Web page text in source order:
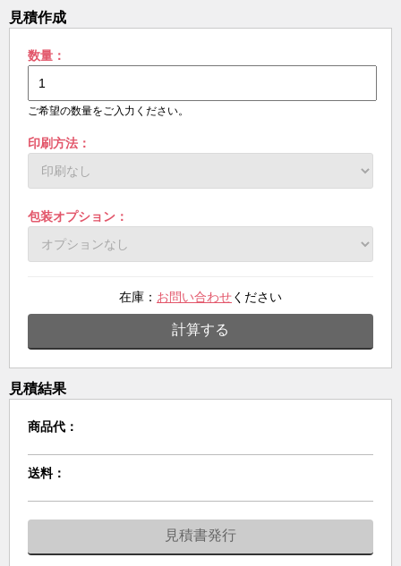
見積作成
数量：
ご希望の数量をご入力ください。
印刷方法：
包装オプション：
在庫： お問い合わせください
計算する
見積結果
商品代：
送料：
見積書発行